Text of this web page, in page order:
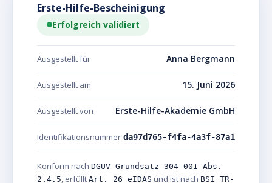
Erste-Hilfe-Bescheinigung
Erfolgreich validiert
Ausgestellt für Anna Bergmann
Ausgestellt am 15. Juni 2026
Ausgestellt von Erste-Hilfe-Akademie GmbH
Identifikationsnummer da97d765-f4fa-4a3f-87a1
Konform nach DGUV Grundsatz 304-001 Abs.
2.4.5 , erfüllt Art. 26 eIDAS und ist nach BSI TR-